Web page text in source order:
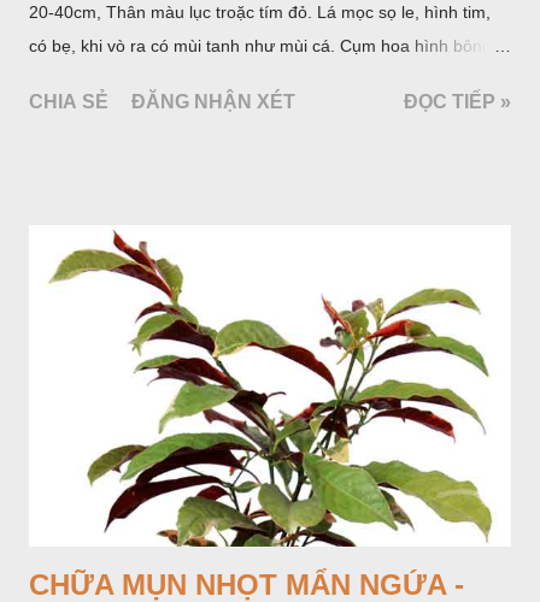
20-40cm, Thân màu lục troặc tím đỏ. Lá mọc sọ le, hình tim,
có bẹ, khi vò ra có mùi tanh như mùi cá. Cụm hoa hình bông
nhạt. Hạt hình trái xoan nhẵn. Mùa hoa quả: tháng 5 – 7.
CHIA SẺ ĐĂNG NHẬN XÉT ĐỌC TIẾP »
CHỮA MỤN NHỌT MẨN NGỨA -